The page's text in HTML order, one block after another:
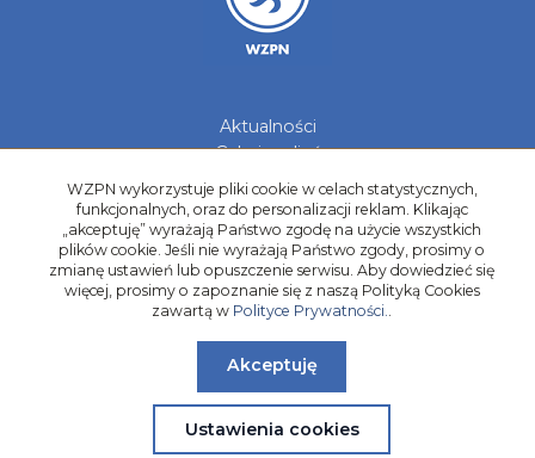
Aktualności
Galerie zdjęć
Kontakt
Kadry Regionów
Program Grantowy
Dziewczyny do Piłki
WZPN wykorzystuje pliki cookie w celach statystycznych,
funkcjonalnych, oraz do personalizacji reklam. Klikając
„akceptuję” wyrażają Państwo zgodę na użycie wszystkich
plików cookie. Jeśli nie wyrażają Państwo zgody, prosimy o
zmianę ustawień lub opuszczenie serwisu. Aby dowiedzieć się
więcej, prosimy o zapoznanie się z naszą Polityką Cookies
zawartą w Polityce Prywatności..
Akceptuję
Ustawienia cookies